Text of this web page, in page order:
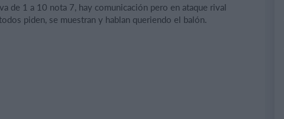
de 1 a 10 nota 7, hay comunicación pero en ataque rival
piden, se muestran y hablan queriendo el balón.